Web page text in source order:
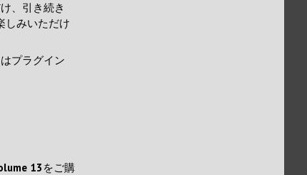
、引き続き
しみいただけ
プラグイン
13 をご購